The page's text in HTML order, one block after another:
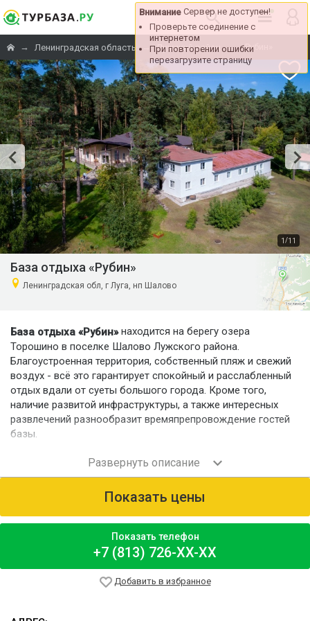
Внимание Сервер не доступен!
Проверьте соединение с
интернетом
При повторении ошибки
перезагрузите страницу
→ Ленинградская область → Лужский район → «Рубин»
1 /11
База отдыха «Рубин»
Ленинградская обл, г Луга, нп Шалово
База отдыха «Рубин»находится на берегу озера
Торошино в поселке Шалово Лужского района.
Благоустроенная территория, собственный пляж и свежий
воздух - всё это гарантирует спокойный и расслабленный
отдых вдали от суеты большого города. Кроме того,
наличие развитой инфраструктуры, а также интересных
развлечений разнообразит времяпрепровождение гостей
базы.
Номерной фонд
База состоит из нескольких корпусов. Кирпичный корпус А
номера категорий «Стандарт» и «Люкс» с удобствами в
номере, корпус Б на 72 места - номера «1 категории/
Деревянный отапливаемый коттедж № 9 на 9 человек
включает двух- и трёхместные номера без удобств.
Удобства располагаются вблизи коттеджа в отдельно
стоящем отапливаемом здании с раздельными санузлами
номерами на 7 мест: два двухместных и один трёхместный,
Показать цены
Показать телефон
+7 (813) 726-XX-XX
Добавить в избранное